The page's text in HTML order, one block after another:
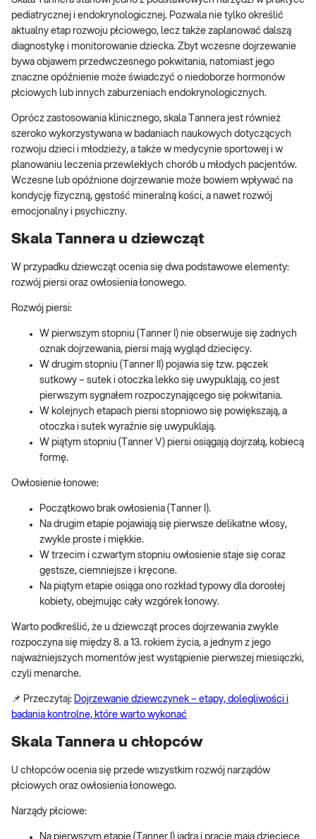
pediatrycznej i endokrynologicznej. Pozwala nie tylko określić
aktualny etap rozwoju płciowego, lecz także zaplanować dalszą
diagnostykę i monitorowanie dziecka. Zbyt wczesne dojrzewanie
bywa objawem przedwczesnego pokwitania, natomiast jego
znaczne opóźnienie może świadczyć o niedoborze hormonów
płciowych lub innych zaburzeniach endokrynologicznych.
Oprócz zastosowania klinicznego, skala Tannera jest również
szeroko wykorzystywana w badaniach naukowych dotyczących
rozwoju dzieci i młodzieży, a także w medycynie sportowej i w
planowaniu leczenia przewlekłych chorób u młodych pacjentów.
Wczesne lub opóźnione dojrzewanie może bowiem wpływać na
kondycję fizyczną, gęstość mineralną kości, a nawet rozwój
emocjonalny i psychiczny.
Skala Tannera u dziewcząt
W przypadku dziewcząt ocenia się dwa podstawowe elementy:
rozwój piersi oraz owłosienia łonowego.
Rozwój piersi:
W pierwszym stopniu (Tanner I) nie obserwuje się żadnych
oznak dojrzewania, piersi mają wygląd dziecięcy.
W drugim stopniu (Tanner II) pojawia się tzw. pączek
sutkowy – sutek i otoczka lekko się uwypuklają, co jest
pierwszym sygnałem rozpoczynającego się pokwitania.
W kolejnych etapach piersi stopniowo się powiększają, a
otoczka i sutek wyraźnie się uwypuklają.
W piątym stopniu (Tanner V) piersi osiągają dojrzałą, kobiecą
formę.
Owłosienie łonowe:
Początkowo brak owłosienia (Tanner I).
Na drugim etapie pojawiają się pierwsze delikatne włosy,
zwykle proste i miękkie.
W trzecim i czwartym stopniu owłosienie staje się coraz
gęstsze, ciemniejsze i kręcone.
Na piątym etapie osiąga ono rozkład typowy dla dorosłej
kobiety, obejmując cały wzgórek łonowy.
Warto podkreślić, że u dziewcząt proces dojrzewania zwykle
rozpoczyna się między 8. a 13. rokiem życia, a jednym z jego
najważniejszych momentów jest wystąpienie pierwszej miesiączki,
czyli menarche.
📌 Przeczytaj: Dojrzewanie dziewczynek – etapy, dolegliwości i
badania kontrolne, które warto wykonać
Skala Tannera u chłopców
U chłopców ocenia się przede wszystkim rozwój narządów
płciowych oraz owłosienia łonowego.
Narządy płciowe:
Na pierwszym etapie (Tanner I) jądra i prącie mają dziecięce